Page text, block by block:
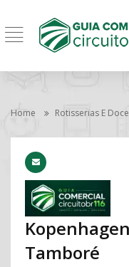
Home Rotisserias E
Tamboré